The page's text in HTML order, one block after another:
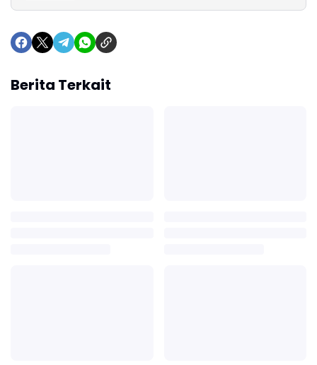
Berita Terkait